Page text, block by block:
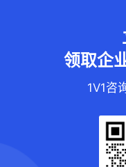
领取企
1V1咨